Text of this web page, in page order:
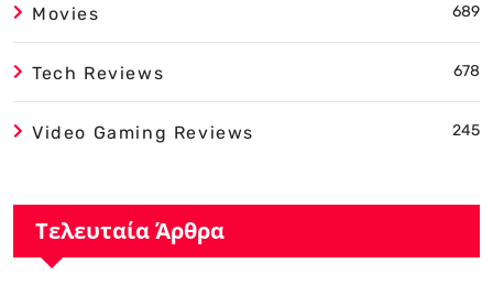
Movies 689
Tech Reviews 678
Video Gaming Reviews 245
Τελευταία Άρθρα